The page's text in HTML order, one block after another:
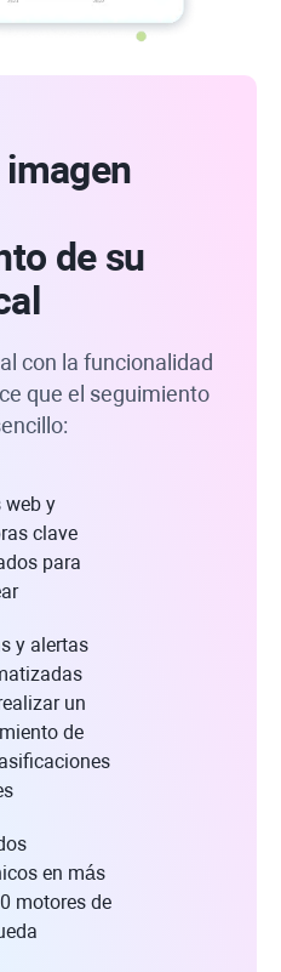
de su
con la funcionalidad
que el seguimiento
web y
clave
para
y alertas
un
de
en más
motores de